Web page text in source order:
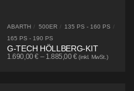
ABARTH / 500ER / 135 PS - 160 PS /
165 PS - 190 PS
G-TECH HÖLLBERG-KIT
1.690,00€ – 1.885,00€ (inkl. MwSt.)